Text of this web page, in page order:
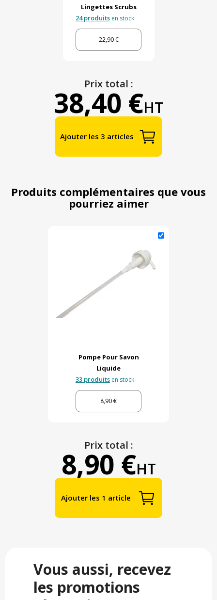
Lingettes Scrubs
24 produits en stock
22,90 €
Prix total :
38,40 €HT
Ajouter les 3 articles
Produits complémentaires que vous
pourriez aimer
Pompe Pour Savon
Liquide
33 produits en stock
8,90 €
Prix total :
8,90 €HT
Ajouter les 1 article
Vous aussi, recevez
les promotions